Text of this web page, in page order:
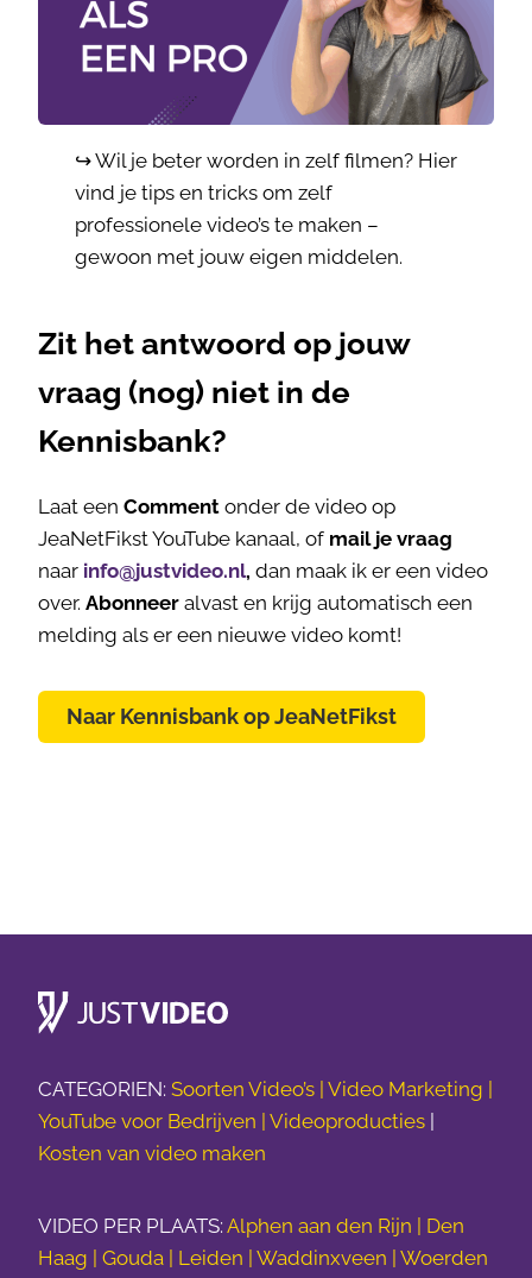
↪️ Wil je beter worden in zelf filmen? Hier
vind je tips en tricks om zelf
professionele video’s te maken –
gewoon met jouw eigen middelen.
Zit het antwoord op jouw
vraag (nog) niet in de
Kennisbank?
Laat een Comment onder de video op
JeaNetFikst YouTube kanaal, of mail je vraag
naar info@justvideo.nl, dan maak ik er een video
over. Abonneer alvast en krijg automatisch een
melding als er een nieuwe video komt!
Naar Kennisbank op JeaNetFikst
CATEGORIEN: Soorten Video’s | Video Marketing |
YouTube voor Bedrijven | Videoproducties
Kosten van video maken
VIDEO PER PLAATS: Alphen aan den Rijn | Den
Haag | Gouda | Leiden | Waddinxveen | Woerden